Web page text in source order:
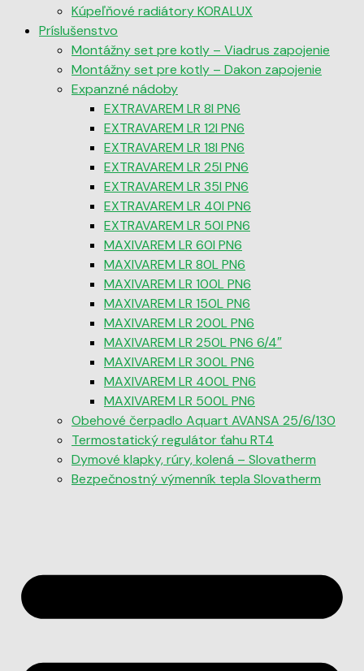
Kúpeľňové radiátory KORALUX
Príslušenstvo
Montážny set pre kotly – Viadrus zapojenie
Montážny set pre kotly – Dakon zapojenie
Expanzné nádoby
EXTRAVAREM LR 8l PN6
EXTRAVAREM LR 12l PN6
EXTRAVAREM LR 18l PN6
EXTRAVAREM LR 25l PN6
EXTRAVAREM LR 35l PN6
EXTRAVAREM LR 40l PN6
EXTRAVAREM LR 50l PN6
MAXIVAREM LR 60l PN6
MAXIVAREM LR 80L PN6
MAXIVAREM LR 100L PN6
MAXIVAREM LR 150L PN6
MAXIVAREM LR 200L PN6
MAXIVAREM LR 250L PN6 6/4″
MAXIVAREM LR 300L PN6
MAXIVAREM LR 400L PN6
MAXIVAREM LR 500L PN6
Obehové čerpadlo Aquart AVANSA 25/6/130
Termostatický regulátor ťahu RT4
Dymové klapky, rúry, kolená – Slovatherm
Bezpečnostný výmenník tepla Slovatherm